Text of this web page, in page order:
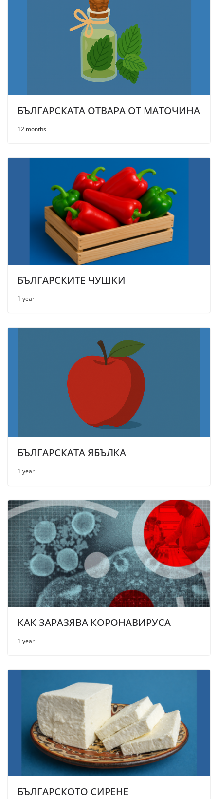
БЪЛГАРСКАТА ОТВАРА ОТ МАТОЧИНА
12 months
БЪЛГАРСКИТЕ ЧУШКИ
1 year
БЪЛГАРСКАТА ЯБЪЛКА
1 year
КАК ЗАРАЗЯВА КОРОНАВИРУСА
1 year
БЪЛГАРСКОТО СИРЕНЕ